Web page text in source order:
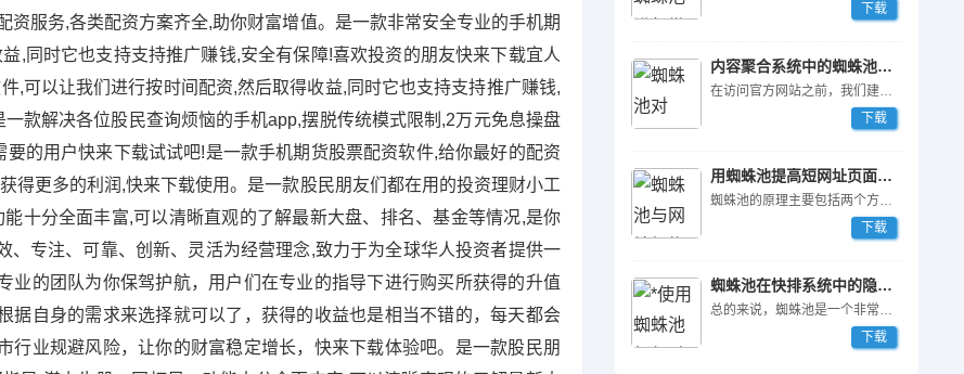
下载
内容聚合系统中的蜘蛛池策略
在访问官方网站之前，我们建议您对自己的需求进行充分的了解和分析，选择适合自己的版本和配置。同时，可以参考官方网站上的案例和用户评价，了解其他站长对蜘蛛池的评价和使用心得。
下载
用蜘蛛池提高短网址页面访问率
蜘蛛池的原理主要包括两个方面的内容：蜘蛛引擎与代理集群。
下载
蜘蛛池在快排系统中的隐藏功能
总的来说，蜘蛛池是一个非常强大的SEO工具，尤其是对于那些想提高网站权重和排名的站长来说。如果您想让自己的网站在竞争激烈的搜索引擎中获得更好的排名和流量，不妨一试蜘蛛池，相信它一定会给您带来意想不到的结果。
下载
服务,各类配资方案齐全,助你财富增值。是一款非常安全专业的手机期
,同时它也支持支持推广赚钱,安全有保障!喜欢投资的朋友快来下载宜人
,可以让我们进行按时间配资,然后取得收益,同时它也支持支持推广赚钱,
款解决各位股民查询烦恼的手机app,摆脱传统模式限制,2万元免息操盘
的用户快来下载试试吧!是一款手机期货股票配资软件,给你最好的配资
得更多的利润,快来下载使用。是一款股民朋友们都在用的投资理财小工
十分全面丰富,可以清晰直观的了解最新大盘、排名、基金等情况,是你
专注、可靠、创新、灵活为经营理念,致力于为全球华人投资者提供一
业的团队为你保驾护航，用户们在专业的指导下进行购买所获得的升值
据自身的需求来选择就可以了，获得的收益也是相当不错的，每天都会
行业规避风险，让你的财富稳定增长，快来下载体验吧。是一款股民朋